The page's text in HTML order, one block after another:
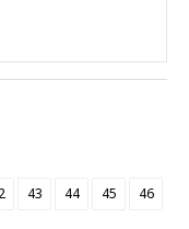
43 44 45
46